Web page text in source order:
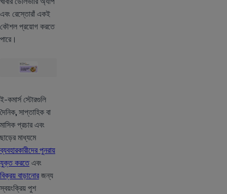
এবং রেস্তোরাঁ একই
কৌশল প্রয়োগ করতে
পারে।
ই-কমার্স স্টোরগুলি
দৈনিক, সাপ্তাহিক বা
মাসিক প্রচার এবং
ছাড়ের মাধ্যমে
ব্যবহারকারীদের পুনরায়
যুক্ত করতেএবং
বিক্রয় বাড়ানোরজন্য
স্বয়ংক্রিয় পুশ